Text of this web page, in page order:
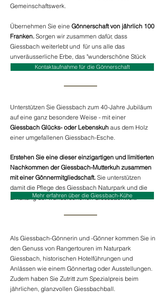
Gemeinschaftswerk.
Übernehmen Sie eine Gönnerschaft von jährlich 100
Franken. Sorgen wir zusammen dafür, dass
Giessbach weiterlebt und für uns alle das
unveräusserliche Erbe, das "wunderschöne Stück
Heimat" bleibt!
Unterstützen Sie Giessbach zum 40-Jahre Jubiläum
auf eine ganz besondere Weise - mit einer
Giessbach Glücks- oder Lebenskuh aus dem Holz
einer umgefallenen Giessbach-Esche.
Erstehen Sie eine dieser einzigartigen und limitierten
Nachkommen der Giessbach-Mutterkuh zusammen
mit einer Gönnermitgliedschaft. Sie unterstützen
damit die Pflege des Giessbach Naturpark und die
Erhaltung der wunderschönen Giessbachwelt.
Als Giessbach-Gönnerin und -Gönner kommen Sie in
den Genuss von Rangertouren im Naturpark
Giessbach, historischen Hotelführungen und
Anlässen wie einem Gönnertag oder Ausstellungen.
Zudem haben Sie Zutritt zum Spezialpreis beim
jährlichen, glanzvollen Giessbachball.
Kontaktaufnahme für die Gönnerschaft
Mehr erfahren über die Giessbach-Kühe